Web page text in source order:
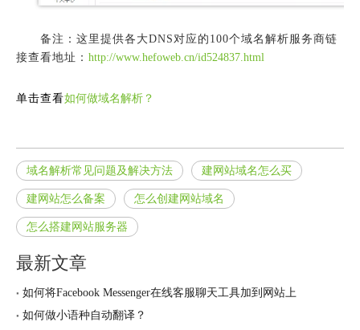
备注：这里提供各大DNS对应的100个域名解析服务商链
接查看地址： http://www.hefoweb.cn/id524837.html
单击查看如何做域名解析？
域名解析常见问题及解决方法 建网站域名怎么买
建网站怎么备案 怎么创建网站域名
怎么搭建网站服务器
最新文章
如何将Facebook Messenger在线客服聊天工具加到网站上
如何做小语种自动翻译？